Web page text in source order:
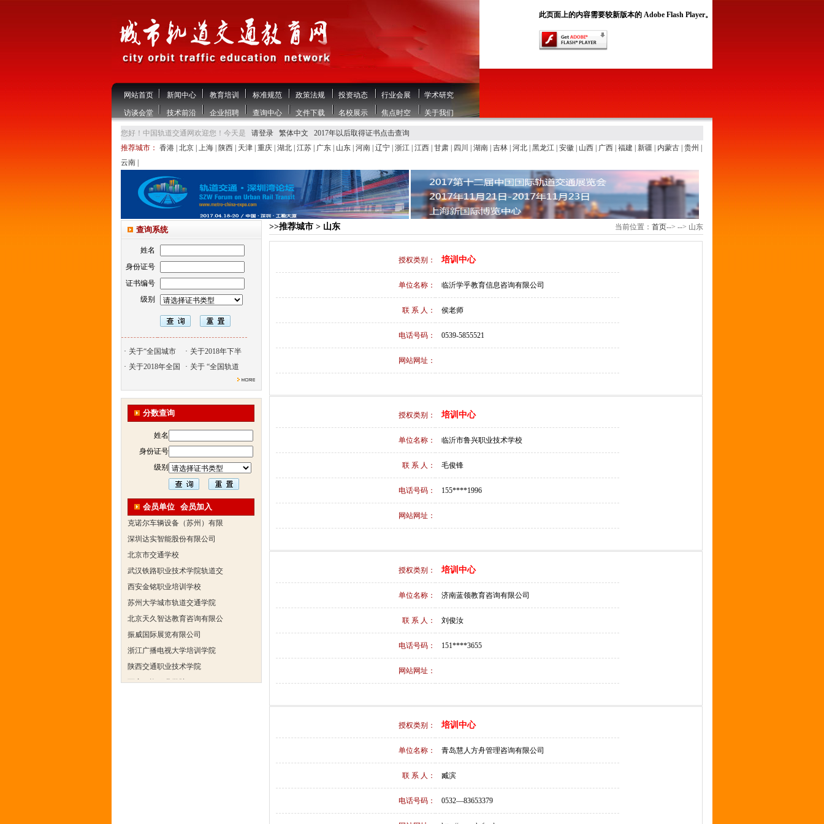
网站首页 新闻中心 教育培训 标准规范 政策法规 投资动态 行业会展 学术研究
访谈会堂 技术前沿 企业招聘 查询中心 文件下载 名校展示 焦点时空 关于我们
此页面上的内容需要较新版本的 Adobe Flash Player。
您好！中国轨道交通网欢迎您！今天是 请登录 繁体中文
2017年以后取得证书点击查询
推荐城市： 香港 北京 上海 陕西 天津 重庆 湖北 江苏 广东 山东 河南 辽宁 浙江 江西 甘肃 四川 湖南 吉林 河北 黑龙江 安徽 山西 广西 福建 新疆 内蒙古 贵州
云南
查询系统
姓名
身份证号
证书编号
级别
· 关于“全国城市 · 关于2018年下半
· 关于2018年全国 · 关于 “全国轨道
分数查询
姓名
身份证号
级别
会员单位 会员加入
北京天久智达教育咨询有限公
浙江广播电视大学培训学院
陕西交通职业技术学院
西安三资职业学院
安弗施无线射频系统(上海)有
达诺巴特集团（中国）
欧姆龙自动化（中国）有限公
中铁隧道勘测设计院有限公司
克诺尔车辆设备（苏州）有限
深圳达实智能股份有限公司
北京市交通学校
武汉铁路职业技术学院轨道交
西安金铭职业培训学校
苏州大学城市轨道交通学院
北京天久智达教育咨询有限公
振威国际展览有限公司
浙江广播电视大学培训学院
陕西交通职业技术学院
西安三资职业学院
>>推荐城市 > 山东 当前位置： 首页--> --> 山东
授权类别： 培训中心
单位名称： 临沂学乎教育信息咨询有限公司
联 系 人： 侯老师
电话号码： 0539-5855521
网站网址：
授权类别： 培训中心
单位名称： 临沂市鲁兴职业技术学校
联 系 人： 毛俊锋
电话号码： 155****1996
网站网址：
授权类别： 培训中心
单位名称： 济南蓝领教育咨询有限公司
联 系 人： 刘俊汝
电话号码： 151****3655
网站网址：
授权类别： 培训中心
单位名称： 青岛慧人方舟管理咨询有限公司
联 系 人： 臧滨
电话号码： 0532—83653379